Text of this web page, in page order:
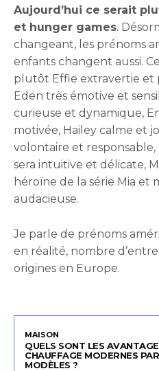
Aujourd’hui ce serait
et hunger games.
changeant, les prénoms
enfants changent aussi.
plutôt Effie extravertie et
Eden très émotive et
curieuse et dynamique,
motivée, Hailey calme et
volontaire et
sera intuitive et délicate,
héroïne de la série Mia et
audacieuse.
Je parle de prénoms
en réalité, nombre
origines en Europe.
MAISON
QUELS SONT LES
CHAUFFAGE MODERNES
MODÈLES ?